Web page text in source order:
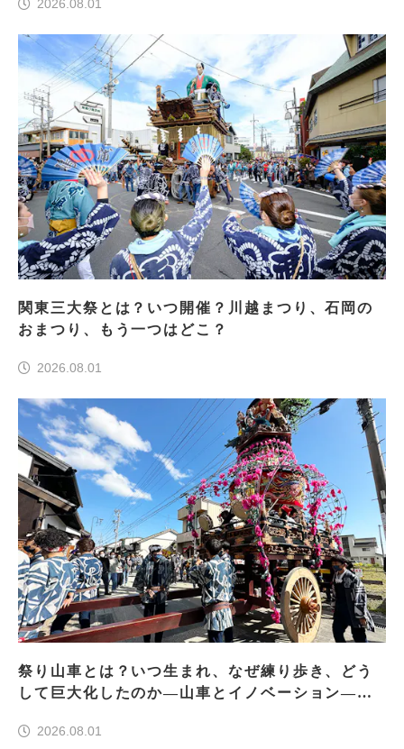
2026.08.01
関東三大祭とは？いつ開催？川越まつり、石岡の
おまつり、もう一つはどこ？
2026.08.01
祭り山車とは？いつ生まれ、なぜ練り歩き、どう
して巨大化したのか―山車とイノベーション―＜
2026.08.01